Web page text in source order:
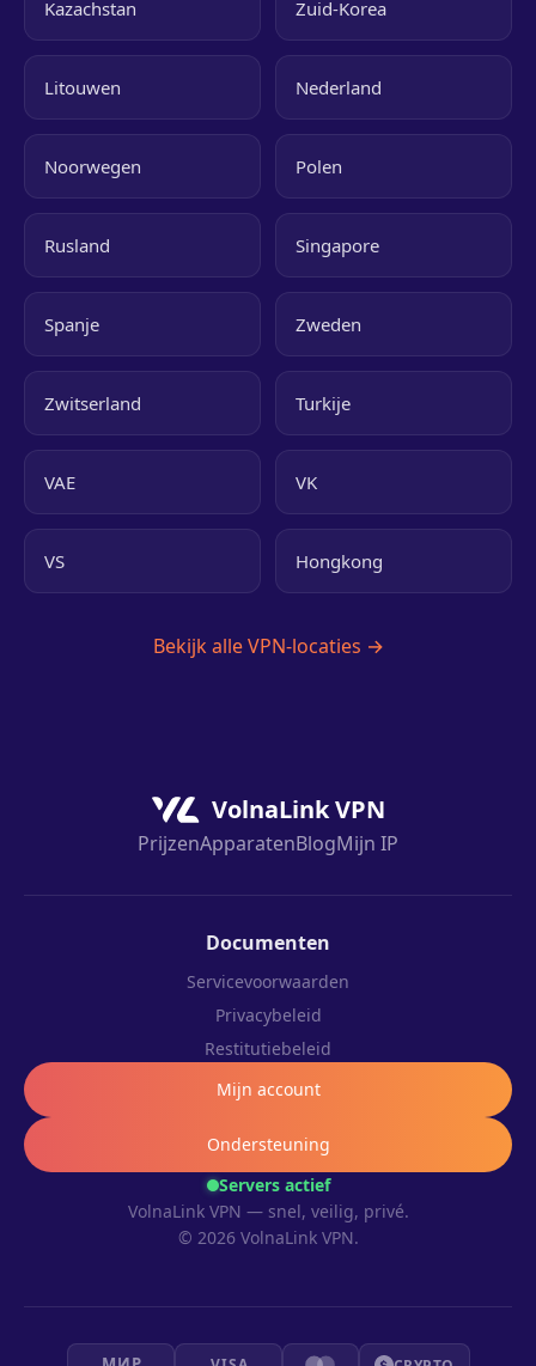
Kazachstan Zuid-Korea
Litouwen Nederland
Noorwegen Polen
Rusland Singapore
Spanje Zweden
Zwitserland Turkije
VAE VK
VS Hongkong
Bekijk alle VPN-locaties →
VolnaLink VPN
PrijzenApparatenBlogMijn IP
Servers actief
VolnaLink VPN — snel, veilig, privé.
© 2026 VolnaLink VPN.
Documenten
Servicevoorwaarden
Privacybeleid
Restitutiebeleid
Mijn account
Ondersteuning